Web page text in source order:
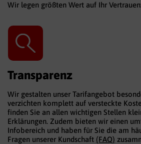
Wir legen größten Wert auf Ihr Vertrauen:
Transparenz
Wir gestalten unser Tarifangebot
verzichten komplett auf versteckte
finden Sie an allen wichtigen Stellen
Erklärungen. Zudem bieten wir einen
Infobereich und haben für Sie die am
Fragen unserer Kundschaft (FAQ)